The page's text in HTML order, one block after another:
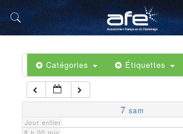
Catégories Étiquettes
7 sam
Jour entier
5 h 00 min
6 h 00 min
7 h 00 min